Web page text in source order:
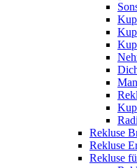
Rekluse
Rekluse
Rekluse